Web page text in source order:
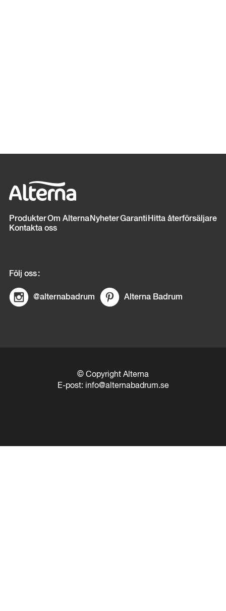
Sidfot
ProdukterOm Alterna NyheterGaranti Hitta återförsäljare
Kontakta oss
Följ oss
@alternabadrum Alterna Badrum
© Copyright Alterna
E-post: info@alternabadrum.se